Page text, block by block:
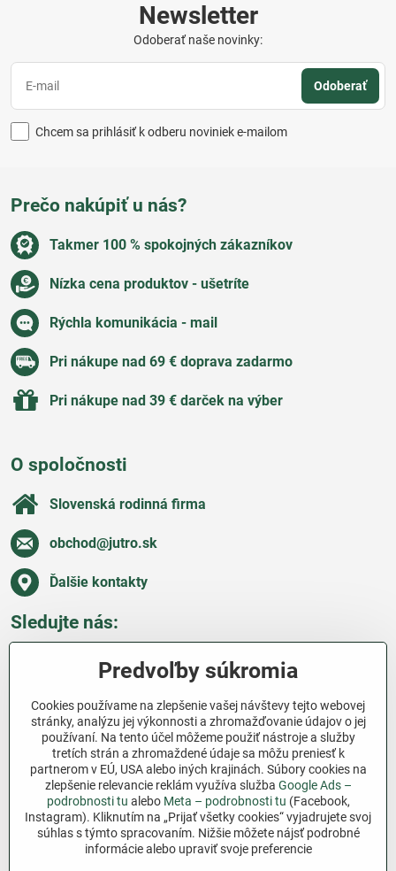
Newsletter
Odoberať naše novinky:
Odoberať
Chcem sa prihlásiť k odberu noviniek e-mailom
Prečo nakúpiť u nás?
Takmer 100 % spokojných zákazníkov
Nízka cena produktov - ušetríte
Rýchla komunikácia - mail
Pri nákupe nad 69 € doprava zadarmo
Pri nákupe nad 39 € darček na výber
O spoločnosti
Slovenská rodinná firma
obchod​@jutro​.sk
Ďalšie kontakty
Sledujte nás:
Všetko o nákupe
Ďakujeme za podporu
Sme slovenský e-shop bez dotácií​. Fungujeme len
vďaka vám – ľuďom, ktorí veria v poctivú prácu a
lásku k pôde​. Každý nákup na Jutro​.sk nám pomáha
pokračovať v tom, čo má zmysel – pomáhať
záhradkárom zadarmo a srdcom​.
Predvoľby súkromia
Cookies používame na zlepšenie vašej návštevy tejto webovej
stránky, analýzu jej výkonnosti a zhromažďovanie údajov o jej
používaní. Na tento účel môžeme použiť nástroje a služby
tretích strán a zhromaždené údaje sa môžu preniesť k
partnerom v EÚ, USA alebo iných krajinách. Súbory cookies na
zlepšenie relevancie reklám využíva služba Google Ads –
podrobnosti tu alebo Meta – podrobnosti tu (Facebook,
Instagram). Kliknutím na „Prijať všetky cookies“ vyjadrujete svoj
súhlas s týmto spracovaním. Nižšie môžete nájsť podrobné
informácie alebo upraviť svoje preferencie